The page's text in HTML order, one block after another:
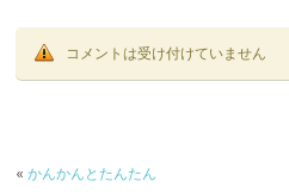
コメントは受け付けていません
«かんかんとたんたん